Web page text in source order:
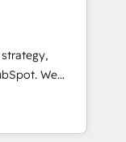
that
across
We
short by
execution to
As the